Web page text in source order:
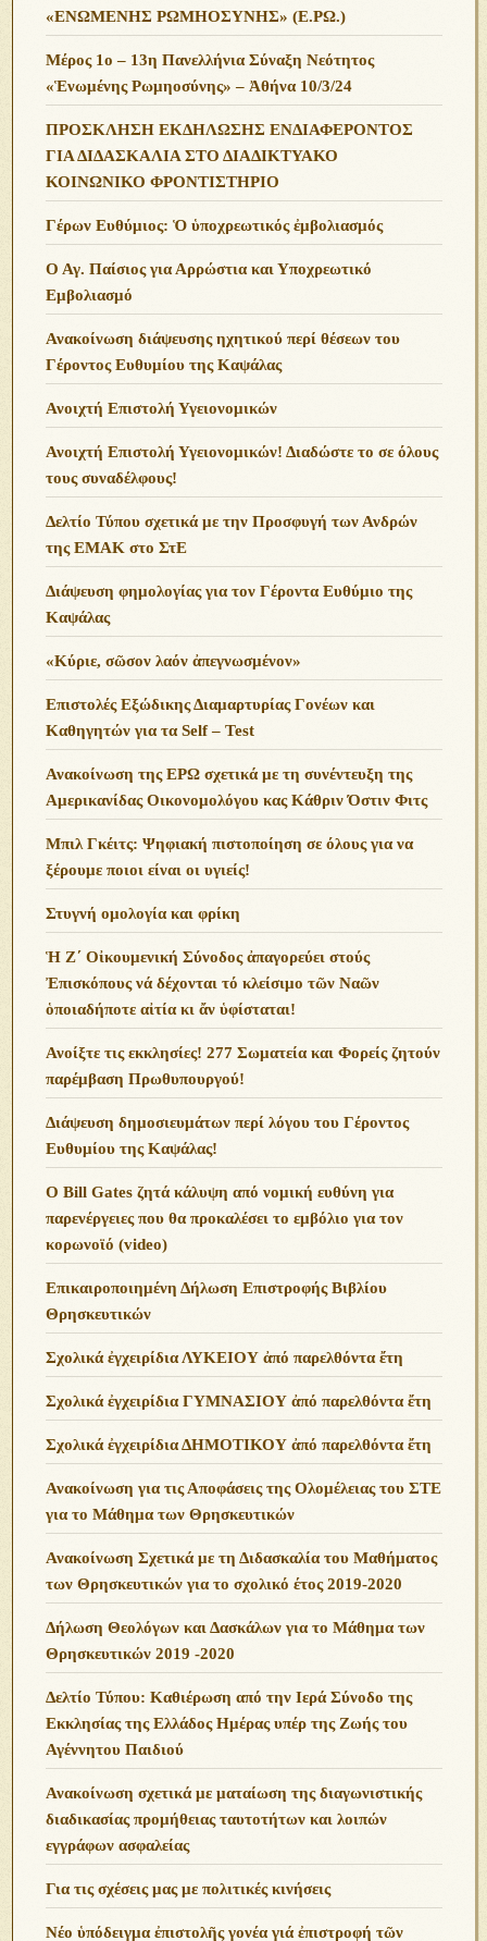
«ΕΝΩΜΕΝΗΣ ΡΩΜΗΟΣΥΝΗΣ» (Ε.ΡΩ.)
Μέρος 1ο – 13η Πανελλήνια Σύναξη Νεότητος
«Ἑνωμένης Ρωμηοσύνης» – Ἀθήνα 10/3/24
ΠΡΟΣΚΛΗΣΗ ΕΚΔΗΛΩΣΗΣ ΕΝΔΙΑΦΕΡΟΝΤΟΣ
ΓΙΑ ΔΙΔΑΣΚΑΛΙΑ ΣΤΟ ΔΙΑΔΙΚΤΥΑΚΟ
ΚΟΙΝΩΝΙΚΟ ΦΡΟΝΤΙΣΤΗΡΙΟ
Γέρων Ευθύμιος: Ὁ ὑποχρεωτικός ἐμβολιασμός
Ο Αγ. Παίσιος για Αρρώστια και Υποχρεωτικό
Εμβολιασμό
Ανακοίνωση διάψευσης ηχητικού περί θέσεων του
Γέροντος Ευθυμίου της Καψάλας
Ανοιχτή Επιστολή Υγειονομικών
Ανοιχτή Επιστολή Υγειονομικών! Διαδώστε το σε όλους
τους συναδέλφους!
Δελτίο Τύπου σχετικά με την Προσφυγή των Ανδρών
της ΕΜΑΚ στο ΣτΕ
Διάψευση φημολογίας για τον Γέροντα Ευθύμιο της
Καψάλας
«Κύριε, σῶσον λαόν ἀπεγνωσμένον»
Επιστολές Εξώδικης Διαμαρτυρίας Γονέων και
Καθηγητών για τα Self – Test
Ανακοίνωση της ΕΡΩ σχετικά με τη συνέντευξη της
Αμερικανίδας Οικονομολόγου κας Κάθριν Όστιν Φιτς
Μπιλ Γκέιτς: Ψηφιακή πιστοποίηση σε όλους για να
ξέρουμε ποιοι είναι οι υγιείς!
Στυγνή ομολογία και φρίκη
Ἡ Ζ΄ Οἰκουμενική Σύνοδος ἀπαγορεύει στούς
Ἐπισκόπους νά δέχονται τό κλείσιμο τῶν Ναῶν
ὁποιαδήποτε αἰτία κι ἄν ὑφίσταται!
Ανoίξτε τις εκκλησίες! 277 Σωματεία και Φορείς ζητούν
παρέμβαση Πρωθυπουργού!
Διάψευση δημοσιευμάτων περί λόγου του Γέροντος
Ευθυμίου της Καψάλας!
O Bill Gates ζητά κάλυψη από νομική ευθύνη για
παρενέργειες που θα προκαλέσει το εμβόλιο για τον
κορωνοϊό (video)
Επικαιροποιημένη Δήλωση Επιστροφής Βιβλίου
Θρησκευτικών
Σχολικά ἐγχειρίδια ΛΥΚΕΙΟΥ ἀπό παρελθόντα ἔτη
Σχολικά ἐγχειρίδια ΓΥΜΝΑΣΙΟΥ ἀπό παρελθόντα ἔτη
Σχολικά ἐγχειρίδια ΔΗΜΟΤΙΚΟΥ ἀπό παρελθόντα ἔτη
Ανακοίνωση για τις Αποφάσεις της Ολομέλειας του ΣΤΕ
για το Μάθημα των Θρησκευτικών
Ανακοίνωση Σχετικά με τη Διδασκαλία του Μαθήματος
των Θρησκευτικών για το σχολικό έτος 2019-2020
Δήλωση Θεολόγων και Δασκάλων για το Μάθημα των
Θρησκευτικών 2019 -2020
Δελτίο Τύπου: Καθιέρωση από την Ιερά Σύνοδο της
Εκκλησίας της Ελλάδος Ημέρας υπέρ της Ζωής του
Αγέννητου Παιδιού
Ανακοίνωση σχετικά με ματαίωση της διαγωνιστικής
διαδικασίας προμήθειας ταυτοτήτων και λοιπών
εγγράφων ασφαλείας
Για τις σχέσεις μας με πολιτικές κινήσεις
Νέο ὑπόδειγμα ἐπιστολῆς γονέα γιά ἐπιστροφή τῶν